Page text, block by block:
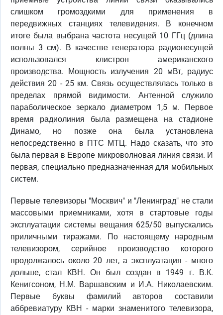
слишком громоздкими для применения в
передвижных станциях телевидения. В конечном
итоге была выбрана частота несущей 10 ГГц (длина
волны 3 см). В качестве генератора радионесущей
использовался клистрон американского
производства. Мощность излучения 20 мВт, радиус
действия 20 - 25 км. Связь осуществлялась только в
пределах прямой видимости. Антенной служило
параболическое зеркало диаметром 1,5 м. Первое
время радиолиния была размещена на стадионе
Динамо, но позже она была установлена
непосредственно в ПТС МТЦ. Надо сказать, что это
была первая в Европе микроволновая линия связи. И
первая, специально предназначенная для мобильных
систем.
Первые телевизоры "Москвич" и "Ленинград" не стали
массовыми приемниками, хотя в стартовые годы
эксплуатации системы вещания 625/50 выпускались
приличными тиражами. По настоящему народным
телевизором, серийное производство которого
продолжалось около 20 лет, а эксплуатация - много
дольше, стал КВН. Он был создан в 1949 г. В.К.
Кенигсоном, Н.М. Варшавским и И.А. Николаевским.
Первые буквы фамилий авторов составили
аббревиатуру КВН - марки знаменитого телевизора,